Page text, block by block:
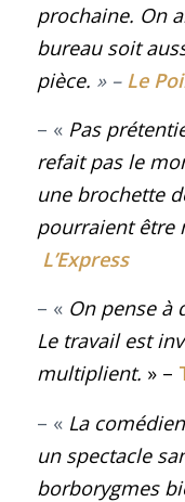
prochaine. On
bureau soit
pièce. » – Le
– « Pas
refait pas le
une brochette
pourraient être
L’Express
– « On pense à
Le travail est
multiplient. » –
– « La
un spectacle
borborygmes